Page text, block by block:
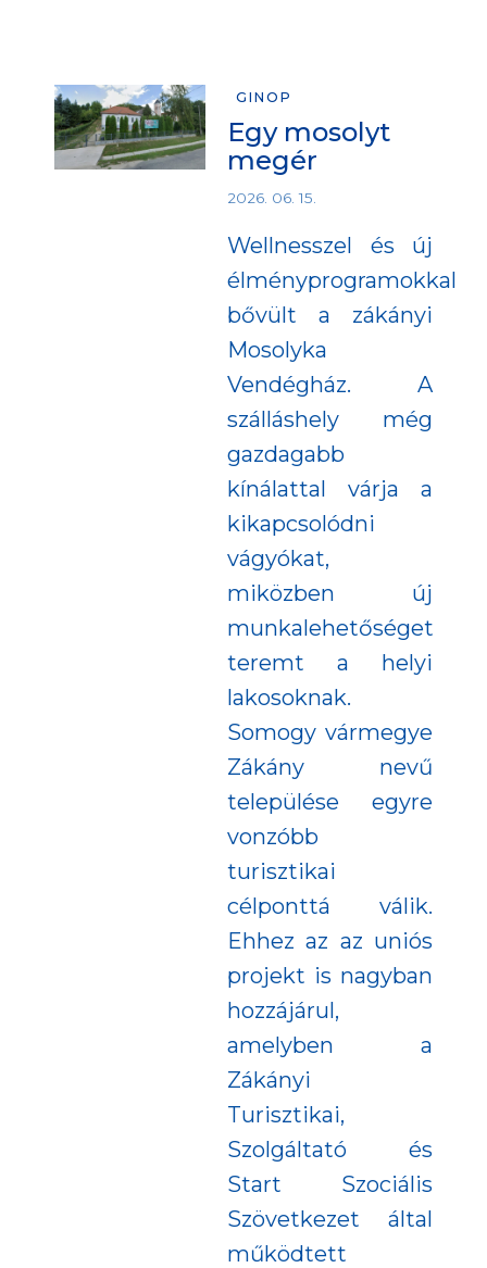
GINOP
Egy mosolyt
megér
2026. 06. 15.
Wellnesszel és új
élményprogramokkal
bővült a zákányi
Mosolyka
Vendégház. A
szálláshely még
gazdagabb
kínálattal várja a
kikapcsolódni
vágyókat,
miközben új
munkalehetőséget
teremt a helyi
lakosoknak.
Somogy vármegye
Zákány nevű
települése egyre
vonzóbb
turisztikai
célponttá válik.
Ehhez az az uniós
projekt is nagyban
hozzájárul,
amelyben a
Zákányi
Turisztikai,
Szolgáltató és
Start Szociális
Szövetkezet által
működtett